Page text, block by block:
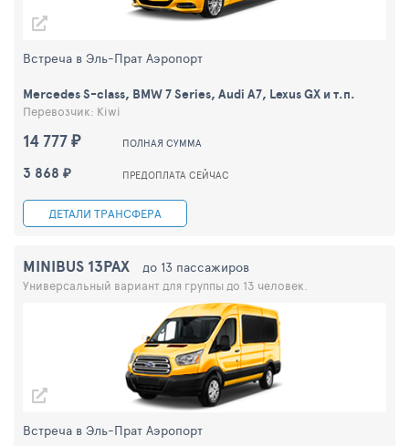
14 777 ₽ ПОЛНАЯ СУММА
3 868 ₽ ПРЕДОПЛАТА СЕЙЧАС
ДЕТАЛИ ТРАНСФЕРА
Встреча в Эль-Прат Аэропорт
Mercedes S-class, BMW 7 Series, Audi A7, Lexus GX и т.п.
Перевозчик: Kiwi
Встреча в Эль-Прат Аэропорт
MINIBUS 13PAX до 13 пассажиров
Универсальный вариант для группы до 13 человек.